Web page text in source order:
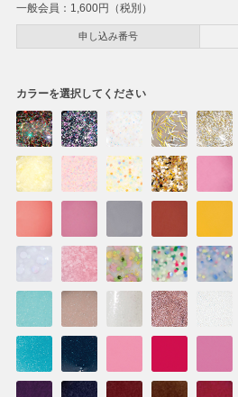
一般会員： 1,600円（税別）
申し込み番号
カラーを選択してください